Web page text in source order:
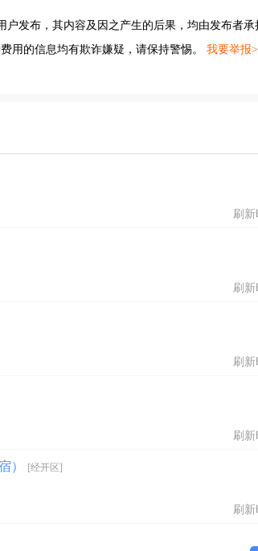
发布，其内容及因之产生的后果，均由发布者承
用的信息均有欺诈嫌疑，请保持警惕。 我要举报
刷新
刷新
刷新
刷新
） [经开区]
刷新